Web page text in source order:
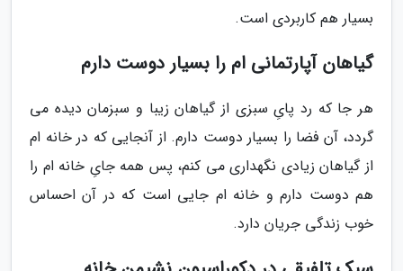
بسیار هم کاربردی است.
گیاهان آپارتمانی ام را بسیار دوست دارم
هر جا که رد پایِ سبزی از گیاهان زیبا و سبزمان دیده می
گردد، آن فضا را بسیار دوست دارم. از آنجایی که در خانه ام
از گیاهان زیادی نگهداری می کنم، پس همه جایِ خانه ام را
هم دوست دارم و خانه ام جایی است که در آن احساس
خوب زندگی جریان دارد.